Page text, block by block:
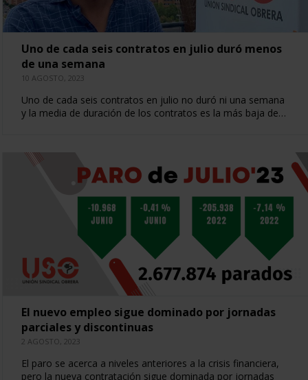
Uno de cada seis contratos en julio duró menos
de una semana
10 AGOSTO, 2023
Uno de cada seis contratos en julio no duró ni una semana
y la media de duración de los contratos es la más baja de…
El nuevo empleo sigue dominado por jornadas
parciales y discontinuas
2 AGOSTO, 2023
El paro se acerca a niveles anteriores a la crisis financiera,
pero la nueva contratación sigue dominada por jornadas